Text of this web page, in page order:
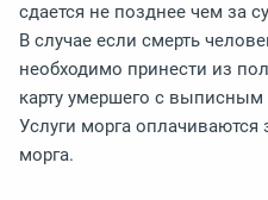
сдается не позднее чем за
В случае если смерть
необходимо принести из
карту умершего с
Услуги морга оплачиваются
морга.